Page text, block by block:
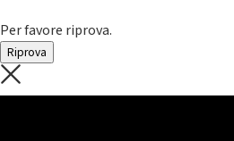
Per favore riprova.
Riprova
C'è un problema